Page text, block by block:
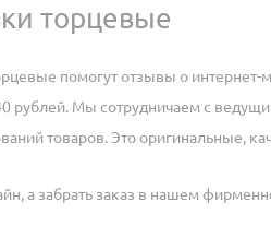
торцевые
помогут отзывы о
рублей. Мы сотрудничаем с
товаров. Это оригинальные,
а забрать заказ в нашем